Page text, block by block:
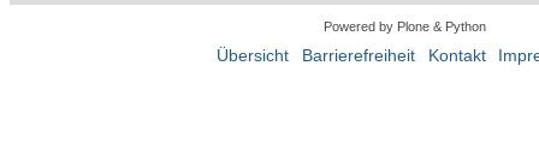
Powered by Plone & Python
Übersicht Barrierefreiheit Kontakt